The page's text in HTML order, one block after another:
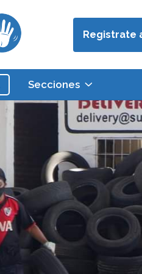
Registrate
Secciones